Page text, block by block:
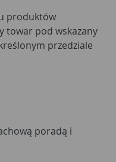
produktów
towar pod wskazany
przedziale
poradą i